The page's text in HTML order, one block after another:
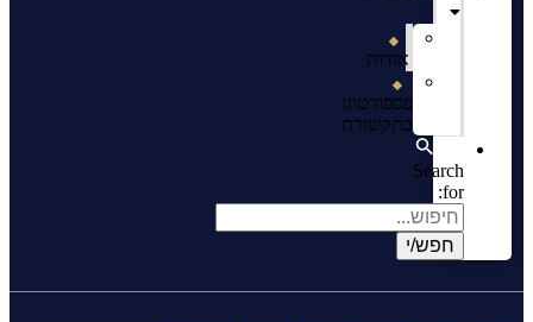
אודות
פספורטוגו
בתקשורת
Search
for: